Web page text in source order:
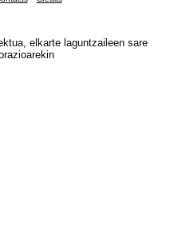
elkarte laguntzaileen sare